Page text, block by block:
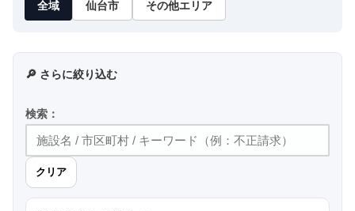
全域 仙台市 その他エリア
🔎 さらに絞り込む
検索：
クリア